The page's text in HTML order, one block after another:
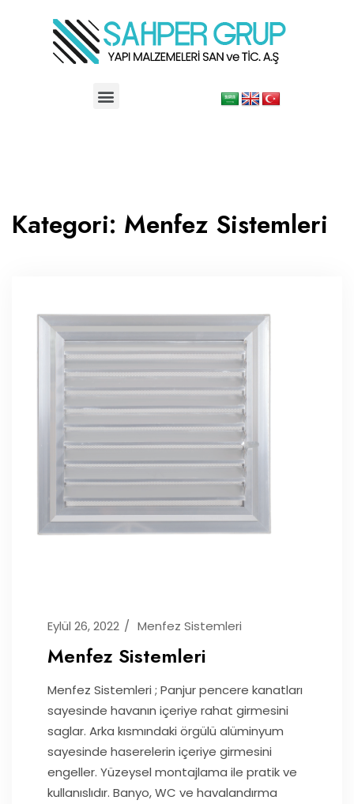
Kategori: Menfez Sistemleri
Eylül 26, 2022 Menfez Sistemleri
Menfez Sistemleri
Menfez Sistemleri ; Panjur pencere kanatları
sayesinde havanın içeriye rahat girmesini
saglar. Arka kısmındaki örgülü alüminyum
sayesinde haserelerin içeriye girmesini
engeller. Yüzeysel montajlama ile pratik ve
kullanıslıdır. Banyo, WC ve havalandırma